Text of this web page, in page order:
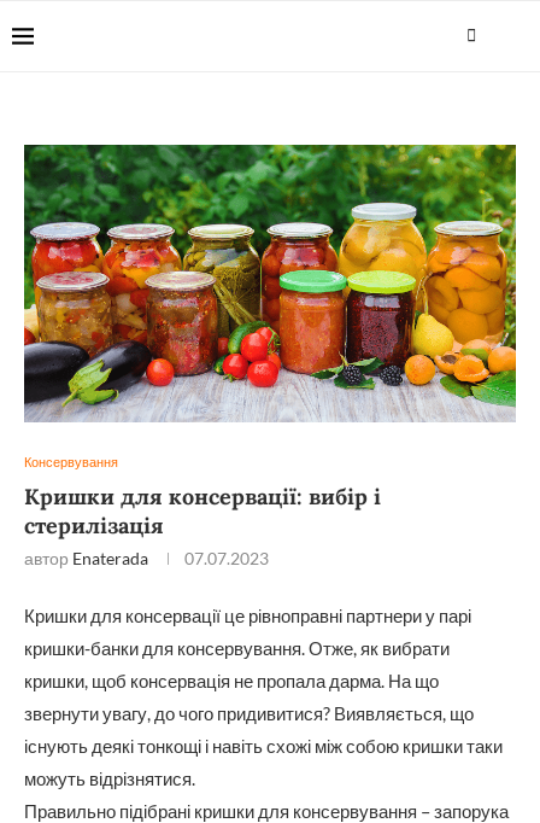
Консервування
Кришки для консервації: вибір і
стерилізація
автор Enaterada 07.07.2023
Кришки для консервації це рівноправні партнери у парі
кришки-банки для консервування. Отже, як вибрати
кришки, щоб консервація не пропала дарма. На що
звернути увагу, до чого придивитися? Виявляється, що
існують деякі тонкощі і навіть схожі між собою кришки таки
можуть відрізнятися.
Правильно підібрані кришки для консервування – запорука